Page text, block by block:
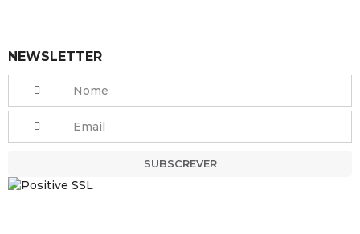
NEWSLETTER
SUBSCREVER